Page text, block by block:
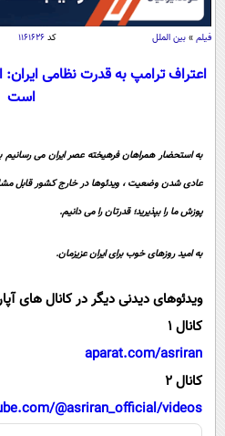
اقتصاد
اقتصادی
خودرو
جامعه
اجتماعی
ورزشی
سیاست
فرهنگ و
علم و دانش
اخبار کریپتو
سرگرمی
پیامک
فیلم » بین الملل کد۱۱۶۱۶۲۶
اعتراف ترامپ به قدرت نظامی
است
به استحضار همراهان فرهیخته عصر ایران می رسانیم
عادی شدن وضعیت ، ویدئوها در خارج کشور قابل
پوزش ما را بپذیرید؛ قدرتان را می دانیم.
به امید روزهای خوب برای ایران عزیزمان.
ویدئوهای دیدنی دیگر در کانال های
کانال 1
aparat.com/asriran
کانال 2
@asriran_official/videos